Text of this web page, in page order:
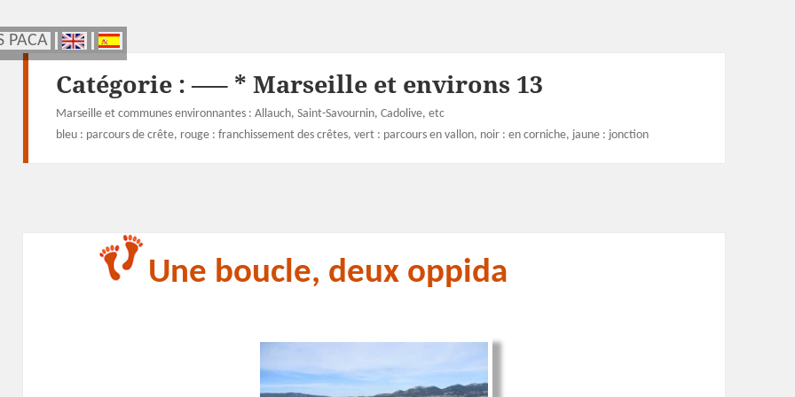
PACA
PACA
Catégorie :—– * Marseille et environs 13
Marseille et communes environnantes : Allauch, Saint-Savournin, Cadolive, etc
bleu : parcours de crête, rouge : franchissement des crêtes, vert : parcours en vallon, noir : en corniche, jaune : jonction
Une boucle, deux oppida